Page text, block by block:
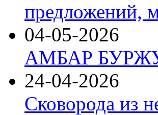
предложений,
04-05-2026
АМБАР
24-04-2026
Сковорода из